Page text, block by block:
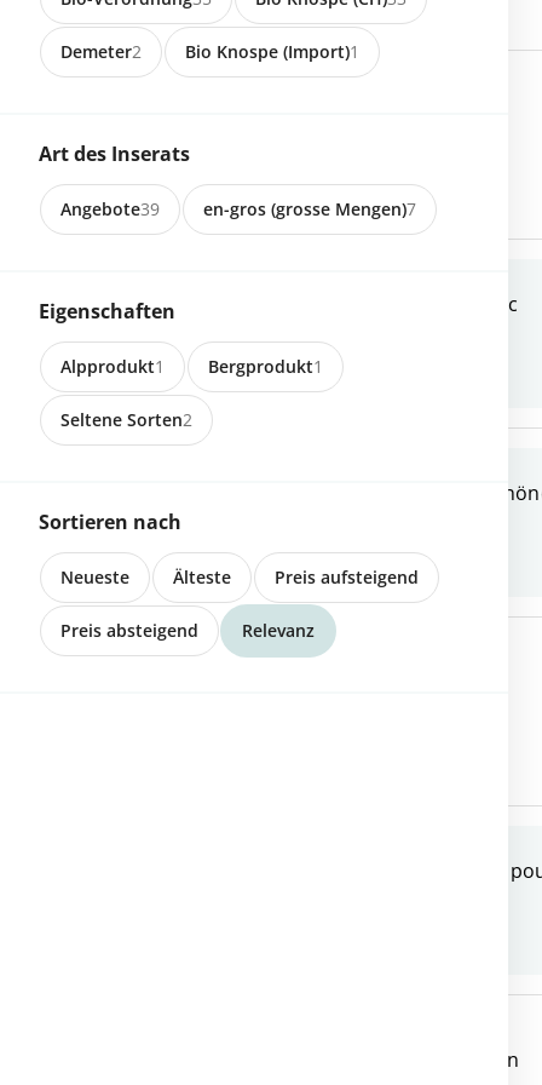
Demeter2 Bio Knospe (Import)1
Art des Inserats
Angebote39 en-gros (grosse Mengen)7
Eigenschaften
Alpprodukt1 Bergprodukt1
Seltene Sorten2
Sortieren nach
Neueste Älteste Preis aufsteigend
Preis absteigend Relevanz
6019 Sigigien
Frühäpfel Sorte Galmac
Zwetschgen Cacaks
1955 St-Pierre-de-Clages
Coings – / Réservation
Demeter Aronia Beeren